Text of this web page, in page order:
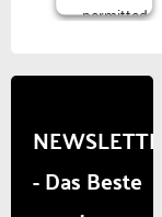
permitted
due to
that
are
not
disclosed
- Das Beste